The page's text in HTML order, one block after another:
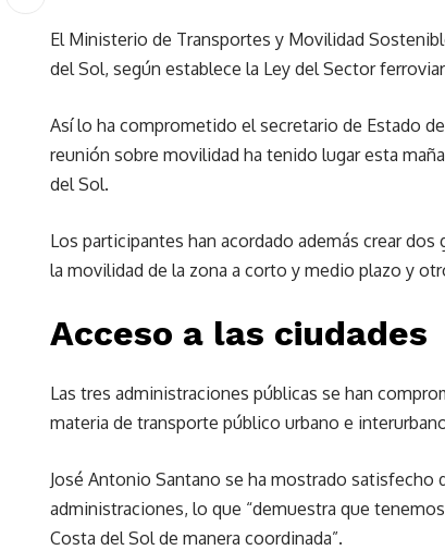
El Ministerio de Transportes y Movilidad
del Sol, según establece la Ley del Sector
Así lo ha comprometido el secretario de Estado
reunión sobre movilidad ha tenido lugar esta
del Sol.
Los participantes han acordado además crear
la movilidad de la zona a corto y medio plazo y
Acceso a las ciudades
Las tres administraciones públicas se han
materia de transporte público urbano e
José Antonio Santano se ha mostrado
administraciones, lo que “demuestra que
Costa del Sol de manera coordinada”.